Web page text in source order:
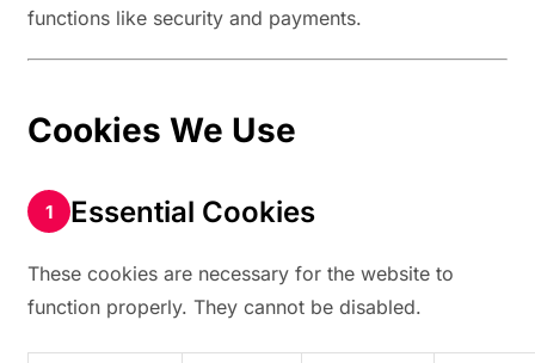
functions like security and payments.
Cookies We Use
Essential Cookies
These cookies are necessary for the website to
function properly. They cannot be disabled.